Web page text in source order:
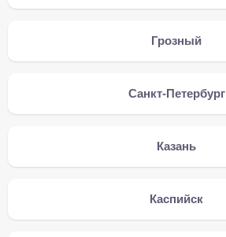
Грозный
Санкт-Петербург
Казань
Каспийск